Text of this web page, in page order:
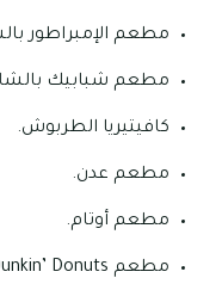
مطعم الإمبراطور
مطعم شبابيك
كافيتيريا الطربوش.
مطعم عدن.
مطعم أوتام.
مطعم Dunkin’ Donuts‬.